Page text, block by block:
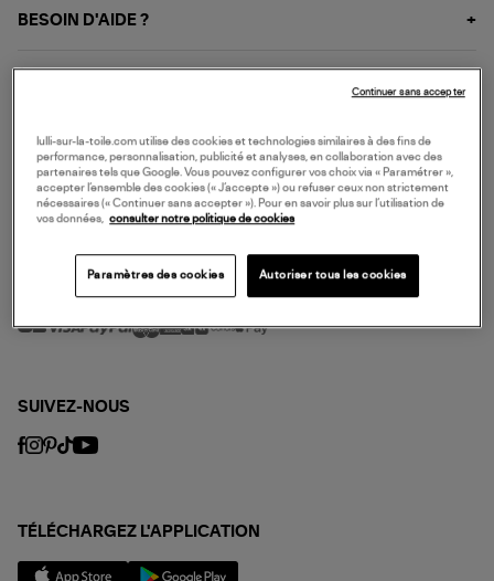
BESOIN D'AIDE ?
NOS SERVICES
SERVICE CLIENT
MODE DE PAIEMENT
SUIVEZ-NOUS
TÉLÉCHARGEZ L'APPLICATION
lulli-sur-la-toile.com utilise des cookies et technologies similaires à des fins de
performance, personnalisation, publicité et analyses, en collaboration avec des
partenaires tels que Google. Vous pouvez configurer vos choix via « Paramétrer »,
accepter l’ensemble des cookies (« J’accepte ») ou refuser ceux non strictement
nécessaires (« Continuer sans accepter »). Pour en savoir plus sur l’utilisation de
vos données,
consulter notre politique de cookies
Paramètres des cookies Autoriser tous les cookies
Continuer sans accepter